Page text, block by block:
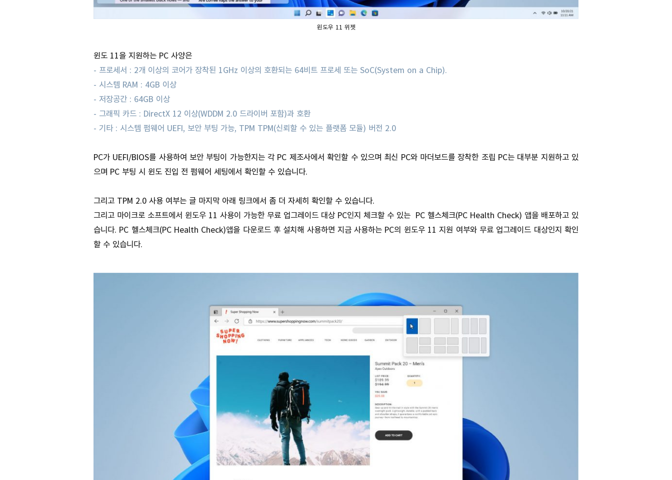
윈도우 11 위젯
윈도 11을 지원하는 PC 사양은
- 프로세서 : 2개 이상의 코어가 장착된 1GHz 이상의 호환되는 64비트 프로세 또는 SoC(System on a Chip).
- 시스템 RAM : 4GB 이상
- 저장공간 : 64GB 이상
- 그래픽 카드 : DirectX 12 이상(WDDM 2.0 드라이버 포함)과 호환
- 기타 : 시스템 펌웨어 UEFI, 보안 부팅 가능, TPM TPM(신뢰할 수 있는 플랫폼 모듈) 버전 2.0
PC가 UEFI/BIOS를 사용하여 보안 부팅이 가능한지는 각 PC 제조사에서 확인할 수 있으며 최신 PC와 마더보드를 장착한 조립 PC는 대부분 지원하고 있
으며 PC 부팅 시 윈도 진입 전 펌웨어 세팅에서 확인할 수 있습니다.
그리고 TPM 2.0 사용 여부는 글 마지막 아래 링크에서 좀 더 자세히 확인할 수 있습니다.
그리고 마이크로 소프트에서 윈도우 11 사용이 가능한 무료 업그레이드 대상 PC인지 체크할 수 있는 PC 헬스체크(PC Health Check) 앱을 배포하고 있
습니다. PC 헬스체크(PC Health Check)앱을 다운로드 후 설치해 사용하면 지금 사용하는 PC의 윈도우 11 지원 여부와 무료 업그레이드 대상인지 확인
할 수 있습니다.